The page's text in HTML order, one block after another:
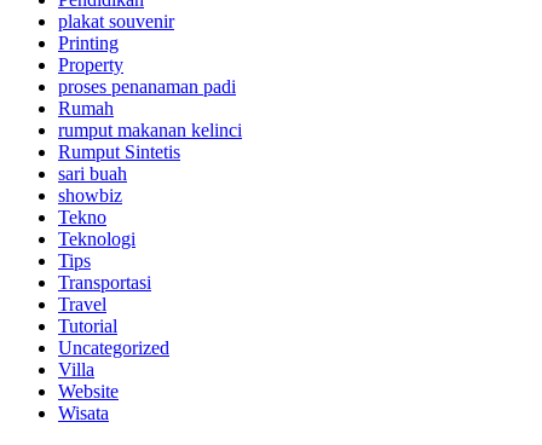
plakat souvenir
Printing
Property
proses penanaman padi
Rumah
rumput makanan kelinci
Rumput Sintetis
sari buah
showbiz
Tekno
Teknologi
Tips
Transportasi
Travel
Tutorial
Uncategorized
Villa
Website
Wisata